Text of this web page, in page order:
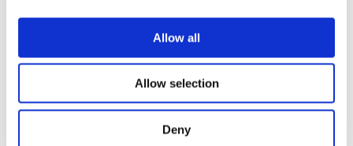
Allow all
Allow selection
Deny
szerint